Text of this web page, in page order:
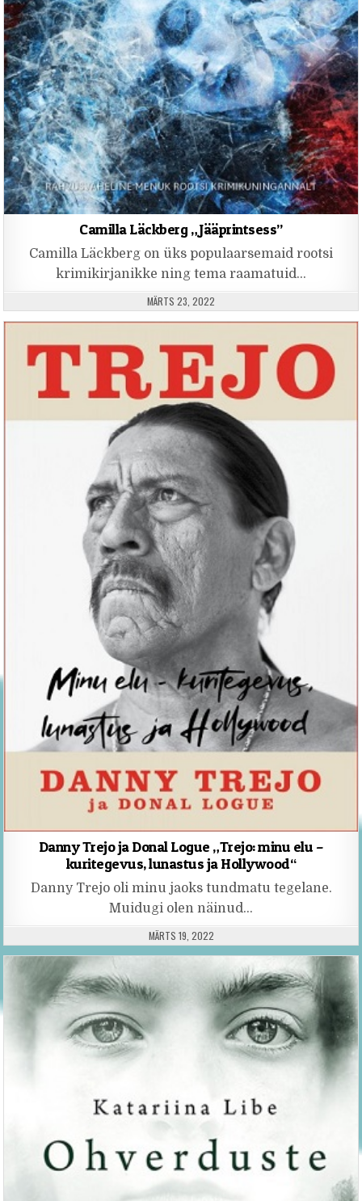
Camilla Läckberg „Jääprintsess”
Camilla Läckberg on üks populaarsemaid rootsi
krimikirjanikke ning tema raamatuid…
PUBLISHED DATE:
MÄRTS 23, 2022
Danny Trejo ja Donal Logue „Trejo: minu elu –
kuritegevus, lunastus ja Hollywood“
Danny Trejo oli minu jaoks tundmatu tegelane.
Muidugi olen näinud…
PUBLISHED DATE:
MÄRTS 19, 2022